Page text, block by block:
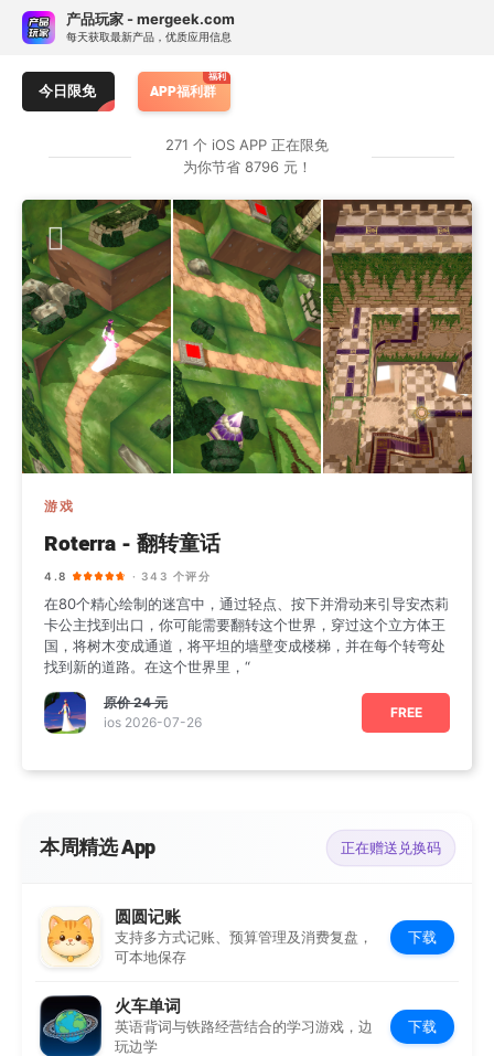
产品玩家 - mergeek.com
每天获取最新产品，优质应用信息
Follow - 产品限免情报
追踪应用游戏价格波动并提醒
Skip
content
订阅热门 APP 限免提醒
仅应用
原价： > ￥1 ≥ ¥25 ≥ ¥40 任何
订阅专属 APP 限免提醒
暂无专属限免 APP 订阅，前往服务号 mergeek 添加
今日限免 APP福利群
271 个 iOS APP 正在限免
为你节省 8796 元！
游戏
Roterra - 翻转童话
4.8 · 343 个评分
在80个精心绘制的迷宫中，通过轻点、按下并滑动来引导安杰莉
卡公主找到出口，你可能需要翻转这个世界，穿过这个立方体王
国，将树木变成通道，将平坦的墙壁变成楼梯，并在每个转弯处
找到新的道路。在这个世界里，“
原价24 元
ios 2026-07-26
FREE
本周精选 App 正在赠送兑换码
圆圆记账
支持多方式记账、预算管理及消费复盘，
可本地保存
下载
火车单词
英语背词与铁路经营结合的学习游戏，边
玩边学
下载